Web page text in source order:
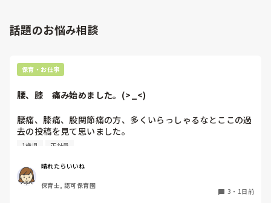
話題のお悩み相談
保育・お仕事
腰、膝　痛み始めました。(>_<)
腰痛、膝痛、股関節痛の方、多くいらっしゃるなとここの過
去の投稿を見て思いました。
という私も、２週間前、初めて腰痛になりました。
右腰が痛くて、起き上がれない。
1歳児 正社員
晴れたらいいね
保育士, 認可保育園
3 ・ 1日前